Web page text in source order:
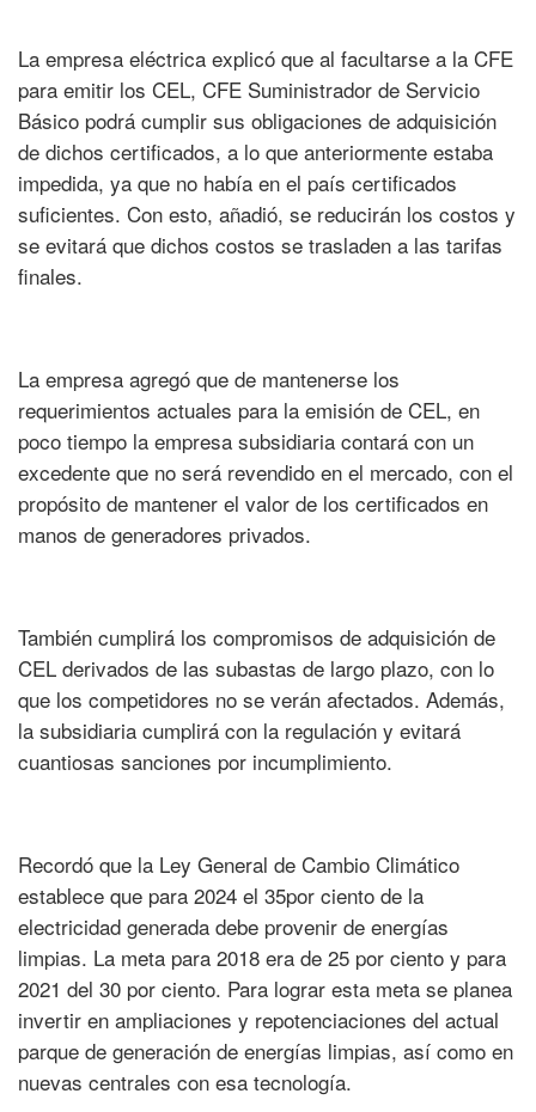
La empresa eléctrica explicó que al facultarse a la CFE
para emitir los CEL, CFE Suministrador de Servicio
Básico podrá cumplir sus obligaciones de adquisición
de dichos certificados, a lo que anteriormente estaba
impedida, ya que no había en el país certificados
suficientes. Con esto, añadió, se reducirán los costos y
se evitará que dichos costos se trasladen a las tarifas
finales.
La empresa agregó que de mantenerse los
requerimientos actuales para la emisión de CEL, en
poco tiempo la empresa subsidiaria contará con un
excedente que no será revendido en el mercado, con el
propósito de mantener el valor de los certificados en
manos de generadores privados.
También cumplirá los compromisos de adquisición de
CEL derivados de las subastas de largo plazo, con lo
que los competidores no se verán afectados. Además,
la subsidiaria cumplirá con la regulación y evitará
cuantiosas sanciones por incumplimiento.
Recordó que la Ley General de Cambio Climático
establece que para 2024 el 35por ciento de la
electricidad generada debe provenir de energías
limpias. La meta para 2018 era de 25 por ciento y para
2021 del 30 por ciento. Para lograr esta meta se planea
invertir en ampliaciones y repotenciaciones del actual
parque de generación de energías limpias, así como en
nuevas centrales con esa tecnología.